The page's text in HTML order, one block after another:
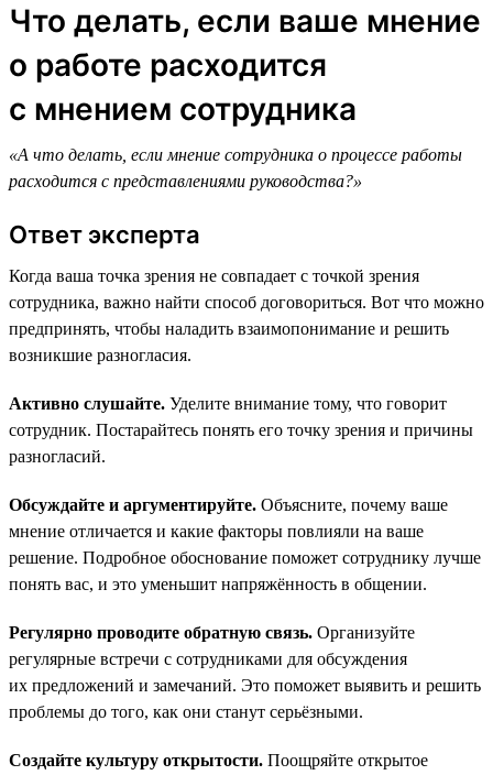
Что делать, если ваше мнение
о работе расходится
с мнением сотрудника
«А что делать, если мнение сотрудника о процессе работы
расходится с представлениями руководства?»
Ответ эксперта
Когда ваша точка зрения не совпадает с точкой зрения
сотрудника, важно найти способ договориться. Вот что можно
предпринять, чтобы наладить взаимопонимание и решить
возникшие разногласия.
Активно слушайте. Уделите внимание тому, что говорит
сотрудник. Постарайтесь понять его точку зрения и причины
разногласий.
Обсуждайте и аргументируйте. Объясните, почему ваше
мнение отличается и какие факторы повлияли на ваше
решение. Подробное обоснование поможет сотруднику лучше
понять вас, и это уменьшит напряжённость в общении.
Регулярно проводите обратную связь. Организуйте
регулярные встречи с сотрудниками для обсуждения
их предложений и замечаний. Это поможет выявить и решить
проблемы до того, как они станут серьёзными.
Создайте культуру открытости. Поощряйте открытое